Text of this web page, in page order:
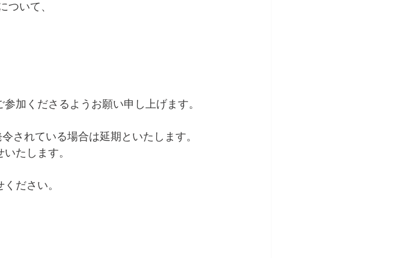
ついて、
加くださるようお願い申し上げます。
されている場合は延期といたします。
たします。
ださい。